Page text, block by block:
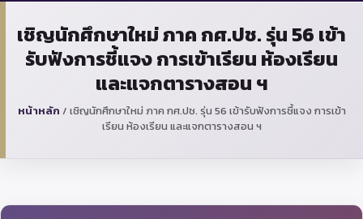
เชิญนักศึกษาใหม่ ภาค กศ.ปช. รุ่น 56 เข้า
รับฟังการชี้แจง การเข้าเรียน ห้องเรียน
และแจกตารางสอน ฯ
หน้าหลัก / เชิญนักศึกษาใหม่ ภาค กศ.ปช. รุ่น 56 เข้ารับฟังการชี้แจง การเข้า
เรียน ห้องเรียน และแจกตารางสอน ฯ